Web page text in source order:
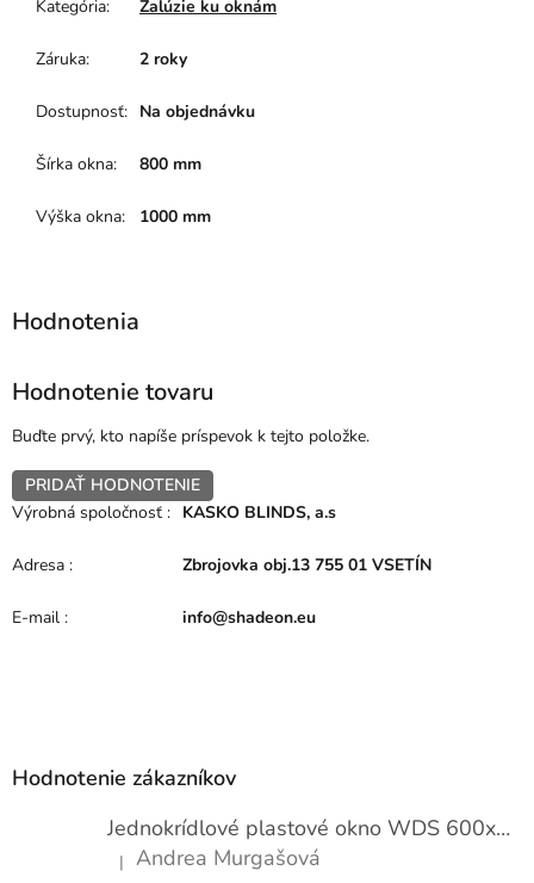
Kategória: Žalúzie ku oknám
Záruka: 2 roky
Dostupnosť: Na objednávku
Šírka okna: 800 mm
Výška okna: 1000 mm
Hodnotenie tovaru
Buďte prvý, kto napíše príspevok k tejto položke.
PRIDAŤ HODNOTENIE
Výrobná spoločnosť : KASKO BLINDS, a.s
Adresa : Zbrojovka obj.13 755 01 VSETÍN
E-mail : info@shadeon.eu
Hodnotenie zákazníkov
Jednokrídlové plastové okno WDS 600x1000
Hodnotenie produktu je 5 z 5 hviezdičiek.
| Andrea Murgašová